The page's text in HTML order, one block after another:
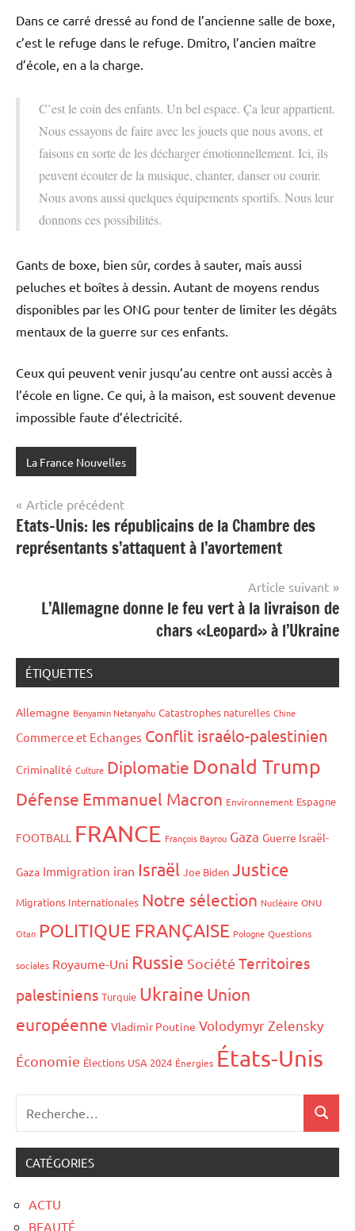
Dans ce carré dressé au fond de l’ancienne salle de boxe,
c’est le refuge dans le refuge. Dmitro, l’ancien maître
d’école, en a la charge.
C’est le coin des enfants. Un bel espace. Ça leur appartient.
Nous essayons de faire avec les jouets que nous avons, et
faisons en sorte de les décharger émotionnellement. Ici, ils
peuvent écouter de la musique, chanter, danser ou courir.
Nous avons aussi quelques équipements sportifs. Nous leur
donnons ces possibilités.
Gants de boxe, bien sûr, cordes à sauter, mais aussi
peluches et boîtes à dessin. Autant de moyens rendus
disponibles par les ONG pour tenter de limiter les dégâts
mentaux de la guerre sur ces enfants.
Ceux qui peuvent venir jusqu’au centre ont aussi accès à
l’école en ligne. Ce qui, à la maison, est souvent devenue
impossible faute d’électricité.
La France Nouvelles
Navigation
de
l’article
Article précédent
Etats-Unis: les républicains de la Chambre des
représentants s’attaquent à l’avortement
Article suivant
L’Allemagne donne le feu vert à la livraison de
chars «Leopard» à l’Ukraine
ÉTIQUETTES
Allemagne Benyamin Netanyahu Catastrophes naturelles Chine
Commerce et Echanges Conflit israélo-palestinien
Criminalité Culture Diplomatie Donald Trump
Défense Emmanuel Macron Environnement Espagne
FOOTBALL FRANCE François Bayrou Gaza Guerre Israël-
Gaza Immigration iran Israël Joe Biden Justice
Migrations Internationales Notre sélection Nucléaire ONU
Otan POLITIQUE FRANÇAISE Pologne Questions
sociales Royaume-Uni Russie Société Territoires
palestiniens Turquie Ukraine Union
européenne Vladimir Poutine Volodymyr Zelensky
Économie Élections USA 2024 Énergies États-Unis
CATÉGORIES
ACTU
BEAUTÉ